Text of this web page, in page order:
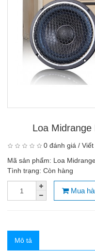
Loa
0 đánh giá /
Mã sản phẩm: Loa
Tình trạng: Còn hàng
Mua
Mô tả